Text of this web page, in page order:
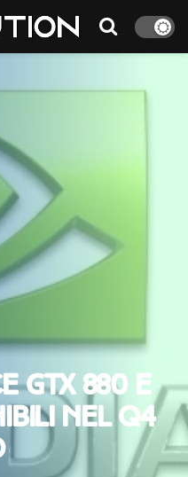
GTX 880 e
nel Q4